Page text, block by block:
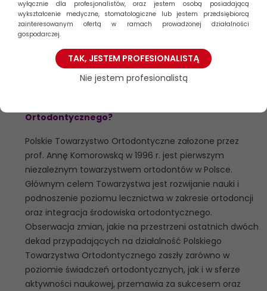
wyłącznie dla profesjonalistów, oraz jestem osobą posiadającą
wykształcenie medyczne, stomatologiczne lub jestem przedsiębiorcą
zainteresowanym ofertą w ramach prowadzonej działalności
gospodarczej.
TAK, JESTEM PROFESIONALISTĄ
Nie jestem profesionalistą
systemem Invisalign, rozwiązującym problem
pogorszenia estetyki w fazie aktywnego leczenia
ortodontycznego. Warto podkreślić, że zaproszenie tylu
wspaniałych gości było możliwe dzięki ogromnemu
zaangażowaniu prezes Polskiego Towarzystwa
Ortodontycznego prof. Ewy Czochrowskiej.
Ortodontycznego?
Polskie Towarzystwo Ortodontyczne założone przez
prof. Annę Komorowską w 1996 r. jest pierwszym
niezależnym towarzystwem ortodontów w Polsce.
Głównym celem Towarzystwa jest rozwijanie nauki i
podnoszenie poziomu lecznictwa w zakresie ortodoncji
oraz integracja środowiska ortodontycznego.
Obserwacja zmian, jakie na przestrzeni ostatnich dwóch
dekad przypadających na działalność Polskiego
Towarzystwa Ortodontycznego zaszły zarówno w
poziomie świadczeń ortodontycznych, jak i w sferze
aktywności naukowej, przemawia za sukcesem oraz